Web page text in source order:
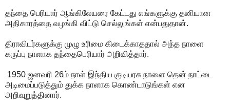
தந்தை பெரியார் ஆங்கிலேயரை கேட்டது எங்களுக்கு தனியான
அதிகாரத்தை வழங்கி விட்டு செல்லுங்கள் என்பதுதான்.
திராவிடர்களுக்கு முழு உரிமை கிடைக்காததால் அந்த நாளை
கருப்பு நாளாக தந்தைபெரியார் அறிவித்தார்.
1950 ஜனவரி 26ம் நாள் இந்திய குடியரசு நாளை தென் நாட்டை
அடிமைப்படுத்தும் துக்க நாளாக கொண்டாடுங்கள் என
அறிவுறுத்தினார்.